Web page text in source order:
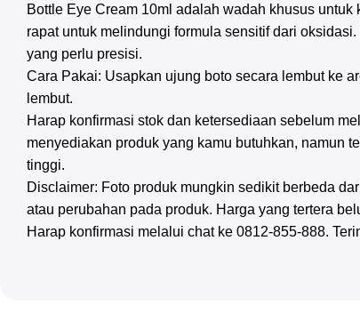
Bottle Eye Cream 10ml adalah wadah khusus
rapat untuk melindungi formula sensitif dari
yang perlu presisi.
Cara Pakai: Usapkan ujung boto secara lembut ke
lembut.
Harap konfirmasi stok dan ketersediaan sebelum
menyediakan produk yang kamu butuhkan, namun
tinggi.
Disclaimer: Foto produk mungkin sedikit berbeda
atau perubahan pada produk. Harga yang tertera
Harap konfirmasi melalui chat ke 0812-855-888.